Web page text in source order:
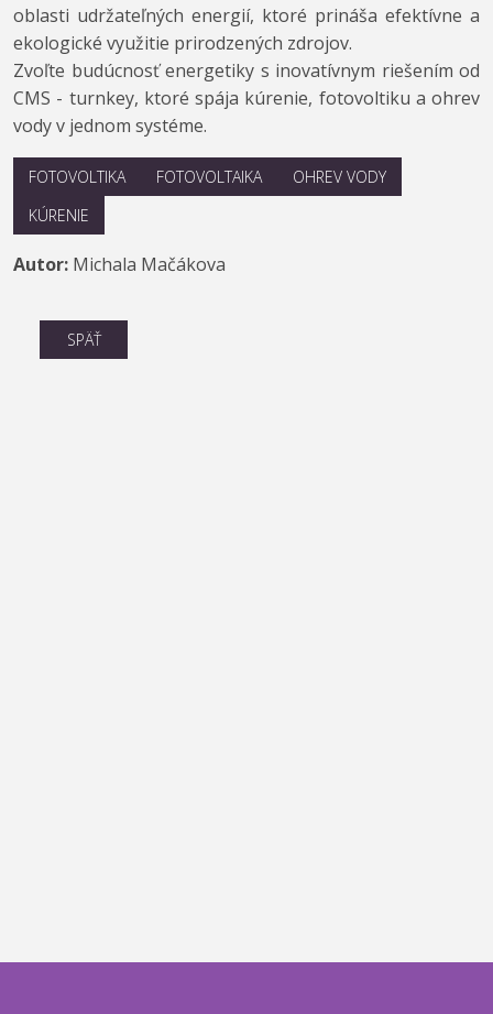
oblasti udržateľných energií, ktoré prináša efektívne a
ekologické využitie prirodzených zdrojov.
Zvoľte budúcnosť energetiky s inovatívnym riešením od
CMS - turnkey, ktoré spája kúrenie, fotovoltiku a ohrev
vody v jednom systéme.
FOTOVOLTIKA FOTOVOLTAIKA
OHREV VODY
KÚRENIE
Autor: Michala Mačákova
SPÄŤ